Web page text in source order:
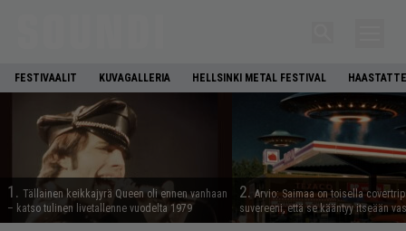
FESTIVAALIT KUVAGALLERIA HELLSINKI METAL FESTIVAL
1. Tällainen keikkajyrä Queen oli ennen vanhaan
– katso tulinen livetallenne vuodelta 1979
2. Arvio: Saimaa on toisella
suvereeni, että se kääntyy itseään